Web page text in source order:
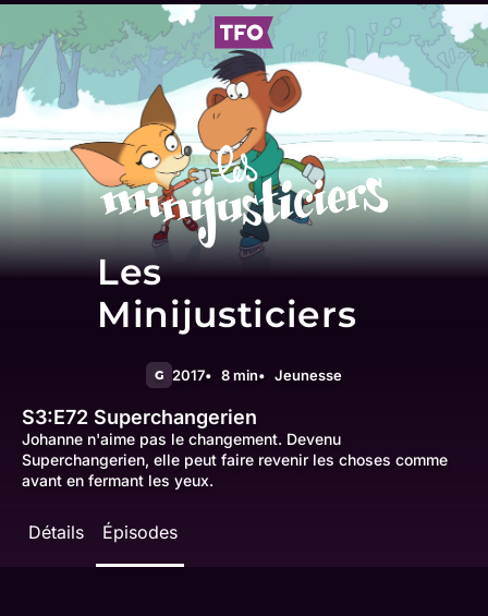
Les
Minijusticiers
G 2017 8 min Jeunesse
S3:E72 Superchangerien
Johanne n'aime pas le changement. Devenu
Superchangerien, elle peut faire revenir les choses comme
avant en fermant les yeux.
Détails Épisodes